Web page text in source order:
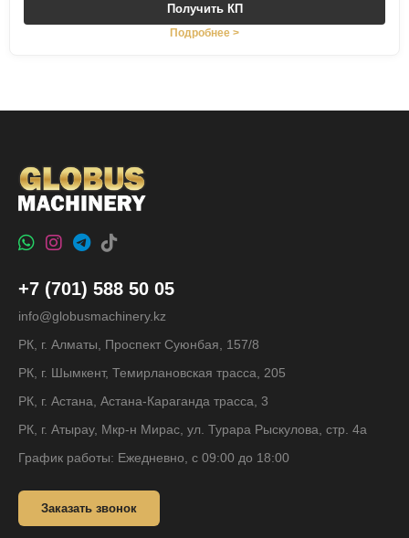
Получить КП
Подробнее >
+7 (701) 588 50 05
info@globusmachinery.kz
РК, г. Алматы, Проспект Суюнбая, 157/8
РК, г. Шымкент, Темирлановская трасса, 205
РК, г. Астана, Астана-Караганда трасса, 3
РК, г. Атырау, Мкр-н Мирас, ул. Турара Рыскулова, стр. 4а
График работы: Ежедневно, с 09:00 до 18:00
Заказать звонок